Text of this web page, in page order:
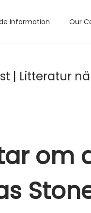
Information Our
| Litteratur
om